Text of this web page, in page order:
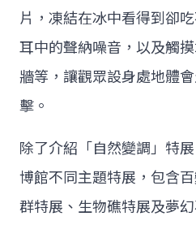
片，凍結在冰中看得到卻
耳中的聲納噪音，以及觸
牆等，讓觀眾設身處地體
擊。
除了介紹「自然變調」特
博館不同主題特展，包含
群特展、生物礁特展及夢